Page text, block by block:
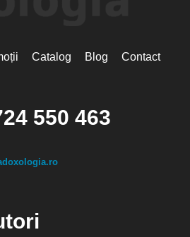
Catalog Blog Contact
550 463